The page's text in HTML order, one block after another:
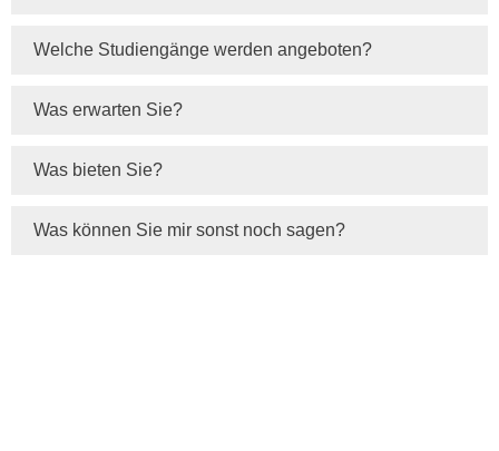
Welche Studiengänge werden angeboten?
Was erwarten Sie?
Was bieten Sie?
Was können Sie mir sonst noch sagen?